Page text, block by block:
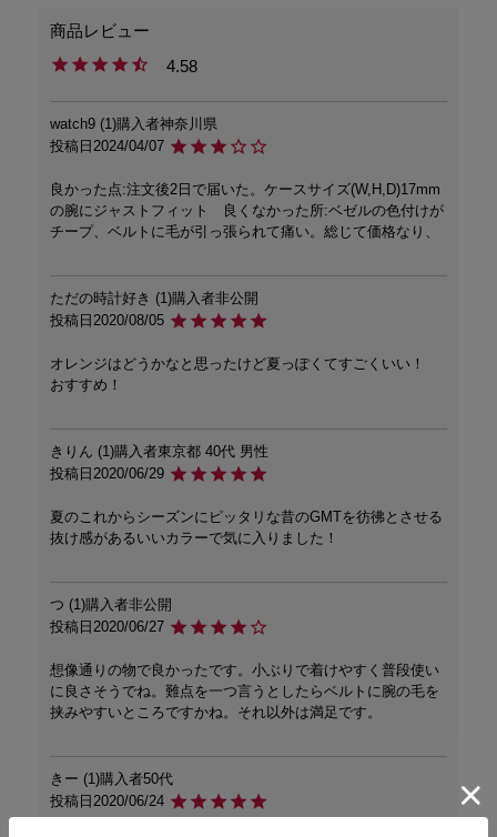
4.58
watch9 1 購入者神奈川県
投稿日 2024/04/07
良かった点:注文後2日で届いた。ケースサイズ(W,H,D)17mm
の腕にジャストフィット　良くなかった所:ベゼルの色付けが
チープ、ベルトに毛が引っ張られて痛い。総じて価格なり、
ただの時計好き 1 購入者非公開
投稿日 2020/08/05
オレンジはどうかなと思ったけど夏っぽくてすごくいい！
おすすめ！
きりん 1 購入者東京都 40代 男性
投稿日 2020/06/29
夏のこれからシーズンにピッタリな昔のGMTを彷彿とさせる
抜け感があるいいカラーで気に入りました！
つ 1 購入者非公開
投稿日 2020/06/27
想像通りの物で良かったです。小ぶりで着けやすく普段使い
に良さそうでね。難点を一つ言うとしたらベルトに腕の毛を
挟みやすいところですかね。それ以外は満足です。
きー 1 購入者50代
投稿日 2020/06/24